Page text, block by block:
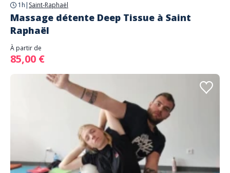
1h | Saint-Raphaël
Massage détente Deep Tissue à Saint
Raphaël
À partir de
85,00 €